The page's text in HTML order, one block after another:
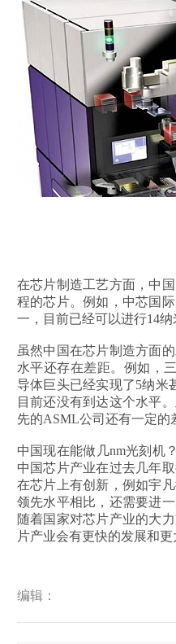
在芯片制造工艺方面，中
程的芯片。例如，中芯国
一，目前已经可以进行14纳
虽然中国在芯片制造方面
水平还存在差距。例如，
导体巨头已经实现了5纳米
目前还没有到达这个水平
先的ASML公司还有一定的
中国现在能做几nm光刻机
中国芯片产业在过去几年
在芯片上有创新，例如宇
领先水平相比，还需要进
随着国家对芯片产业的大
片产业会有更快的发展和更
编辑：